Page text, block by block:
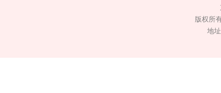
版权所
地